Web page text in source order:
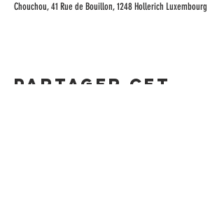
Chouchou, 41 Rue de Bouillon, 1248 Hollerich Luxembourg
Partager cet